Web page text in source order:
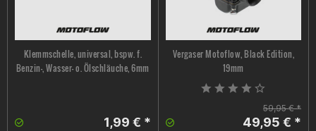
Klemmschelle, universal, bspw. f.
Benzin-, Wasser- o. Ölschläuche, 6mm
1,99 € *
Vergaser Motoflow, Black Edition,
19mm
59,95 € *
49,95 € *